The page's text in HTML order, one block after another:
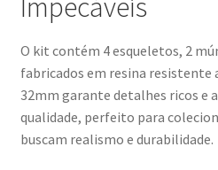
Impecáveis
O kit contém 4 esqueletos, 2
fabricados em resina resistente
32mm garante detalhes ricos e
qualidade, perfeito para
buscam realismo e durabilidade.